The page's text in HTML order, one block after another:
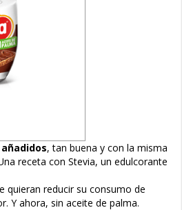
, tan buena y con la misma
receta con Stevia, un edulcorante
quieran reducir su consumo de
Y ahora, sin aceite de palma.